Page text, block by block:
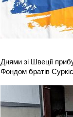
Днями зі Швеції
Фондом братів